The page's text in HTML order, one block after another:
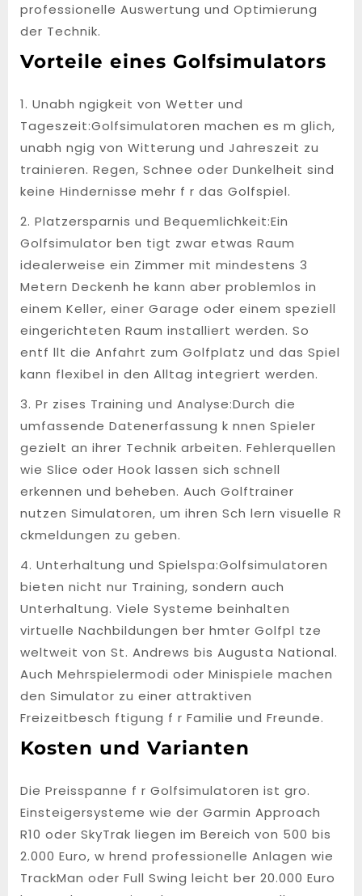
professionelle Auswertung und Optimierung
der Technik.
Vorteile eines Golfsimulators
1. Unabh ngigkeit von Wetter und
Tageszeit:Golfsimulatoren machen es m glich,
unabh ngig von Witterung und Jahreszeit zu
trainieren. Regen, Schnee oder Dunkelheit sind
keine Hindernisse mehr f r das Golfspiel.
2. Platzersparnis und Bequemlichkeit:Ein
Golfsimulator ben tigt zwar etwas Raum
idealerweise ein Zimmer mit mindestens 3
Metern Deckenh he kann aber problemlos in
einem Keller, einer Garage oder einem speziell
eingerichteten Raum installiert werden. So
entf llt die Anfahrt zum Golfplatz und das Spiel
kann flexibel in den Alltag integriert werden.
3. Pr zises Training und Analyse:Durch die
umfassende Datenerfassung k nnen Spieler
gezielt an ihrer Technik arbeiten. Fehlerquellen
wie Slice oder Hook lassen sich schnell
erkennen und beheben. Auch Golftrainer
nutzen Simulatoren, um ihren Sch lern visuelle R
ckmeldungen zu geben.
4. Unterhaltung und Spielspa:Golfsimulatoren
bieten nicht nur Training, sondern auch
Unterhaltung. Viele Systeme beinhalten
virtuelle Nachbildungen ber hmter Golfpl tze
weltweit von St. Andrews bis Augusta National.
Auch Mehrspielermodi oder Minispiele machen
den Simulator zu einer attraktiven
Freizeitbesch ftigung f r Familie und Freunde.
Kosten und Varianten
Die Preisspanne f r Golfsimulatoren ist gro.
Einsteigersysteme wie der Garmin Approach
R10 oder SkyTrak liegen im Bereich von 500 bis
2.000 Euro, w hrend professionelle Anlagen wie
TrackMan oder Full Swing leicht ber 20.000 Euro